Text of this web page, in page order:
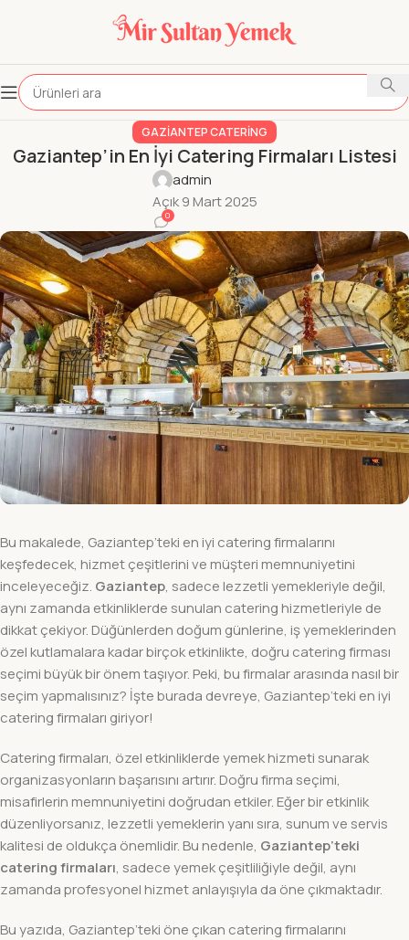
GAZIANTEP CATERING
Gaziantep’in En İyi Catering Firmaları Listesi
admin
Açık 9 Mart 2025
0
Bu makalede, Gaziantep’teki en iyi catering firmalarını
keşfedecek, hizmet çeşitlerini ve müşteri memnuniyetini
inceleyeceğiz. Gaziantep, sadece lezzetli yemekleriyle değil,
aynı zamanda etkinliklerde sunulan catering hizmetleriyle de
dikkat çekiyor. Düğünlerden doğum günlerine, iş yemeklerinden
özel kutlamalara kadar birçok etkinlikte, doğru catering firması
seçimi büyük bir önem taşıyor. Peki, bu firmalar arasında nasıl bir
seçim yapmalısınız? İşte burada devreye, Gaziantep’teki en iyi
catering firmaları giriyor!
Catering firmaları, özel etkinliklerde yemek hizmeti sunarak
organizasyonların başarısını artırır. Doğru firma seçimi,
misafirlerin memnuniyetini doğrudan etkiler. Eğer bir etkinlik
düzenliyorsanız, lezzetli yemeklerin yanı sıra, sunum ve servis
kalitesi de oldukça önemlidir. Bu nedenle, Gaziantep’teki
catering firmaları, sadece yemek çeşitliliğiyle değil, aynı
zamanda profesyonel hizmet anlayışıyla da öne çıkmaktadır.
Bu yazıda, Gaziantep’teki öne çıkan catering firmalarını